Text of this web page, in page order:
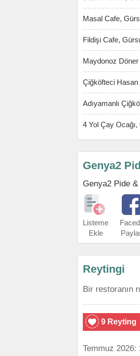
Masal Cafe,
Fildişi Cafe,
Maydonoz
Çiğköfteci
Adıyamanlı
4 Yol Çay
Genya2
Genya2 Pide
Listeme
Ekle
Reytingi
Bir restoranın
9 Reyting
Temmuz 2026: